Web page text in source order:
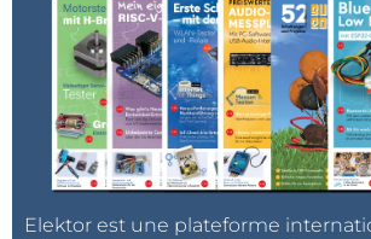
Elektor est une plateforme